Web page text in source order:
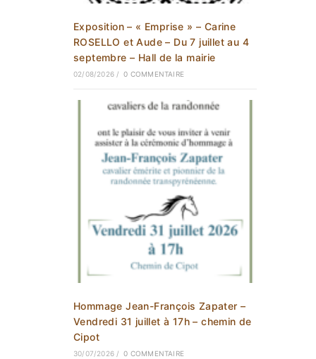
Exposition – « Emprise » – Carine
ROSELLO et Aude – Du 7 juillet au 4
septembre – Hall de la mairie
02/08/2026 / 0 COMMENTAIRE
Hommage Jean-François Zapater –
Vendredi 31 juillet à 17h – chemin de
Cipot
30/07/2026 / 0 COMMENTAIRE